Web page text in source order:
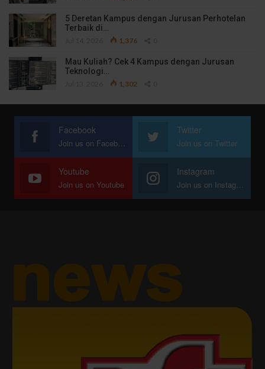
5 Deretan Kampus dengan Jurusan Perhotelan
Terbaik di…
1,376
Mau Kuliah? Cek 4 Kampus dengan Jurusan
Teknologi…
1,302
Facebook
Join us on Facebook
Twitter
Join us on Twitter
Youtube
Join us on Youtube
Instagram
Join us on Instagram